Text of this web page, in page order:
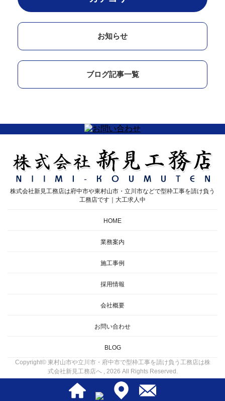
お知らせ
ブログ記事一覧
株式会社新見工務店は府中市や東村山市・立川市などで型枠工事を請け負う
工務店です｜大工求人中
HOME
業務案内
施工事例
採用情報
会社概要
お問い合わせ
BLOG
Copyright© 東村山市や立川市・府中市で型枠工事を請け負う工務店は株
式会社新見工務店へ , 2026 All Rights Reserved.